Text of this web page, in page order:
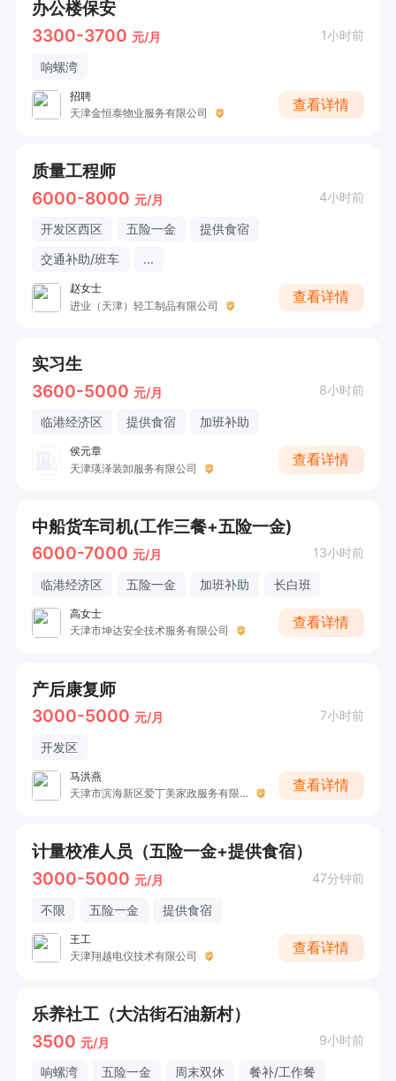
办公楼保安
3300-3700 元/月 1小时前
响螺湾
招聘
天津金恒泰物业服务有限公司
查看详情
质量工程师
6000-8000 元/月 4小时前
开发区西区 五险一金
提供食宿
交通补助/班车
...
赵女士
进业（天津）轻工制品有限公司
查看详情
实习生
3600-5000 元/月 8小时前
临港经济区 提供食宿 加班补助
侯元章
天津瑛泽装卸服务有限公司
查看详情
中船货车司机(工作三餐+五险一金)
6000-7000 元/月 13小时前
临港经济区 五险一金 加班补助 长白班
高女士
天津市坤达安全技术服务有限公司
查看详情
产后康复师
3000-5000 元/月 7小时前
开发区
马洪燕
天津市滨海新区爱丁美家政服务有限责任公司
查看详情
计量校准人员（五险一金+提供食宿）
3000-5000 元/月 47分钟前
不限 五险一金 提供食宿
王工
天津翔越电仪技术有限公司
查看详情
乐养社工（大沽街石油新村）
3500 元/月 9小时前
响螺湾 五险一金 周末双休 餐补/工作餐